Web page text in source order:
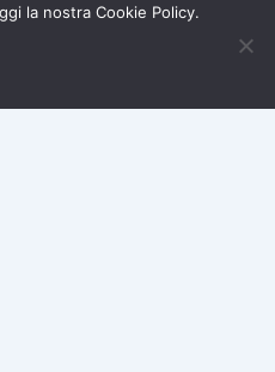
nei
puoi
la nostra Cookie Policy.